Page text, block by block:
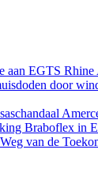
aan EGTS
door
Braboflex in
van de